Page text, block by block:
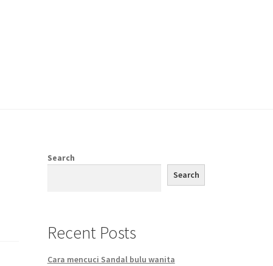
Search
Search
Recent Posts
Cara mencuci Sandal bulu wanita